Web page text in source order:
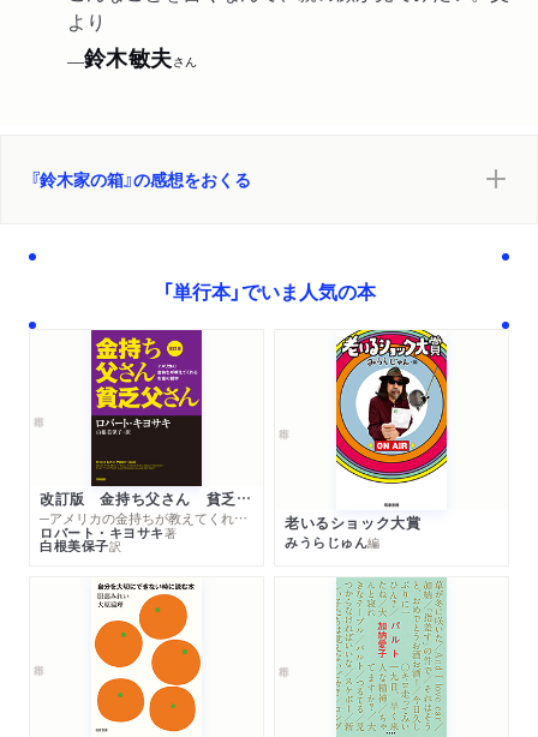
より
──鈴木敏夫さん
『鈴木家の箱』の感想をおくる
「単行本」でいま人気の本
改訂版 金持ち父さん 貧乏父さん
─アメリカの金持ちが教えてくれるお金の哲学
ロバート・キヨサキ著
白根美保子訳
老いるショック大賞
みうらじゅん編